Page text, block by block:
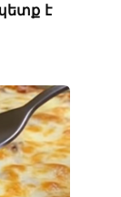
է